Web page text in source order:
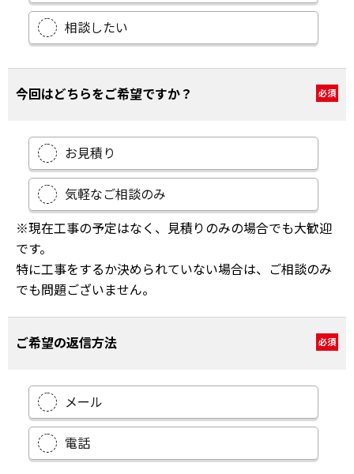
相談したい
今回はどちらをご希望ですか？ 必須
お見積り
気軽なご相談のみ
※現在工事の予定はなく、見積りのみの場合でも大歓迎
です。
特に工事をするか決められていない場合は、ご相談のみ
でも問題ございません。
ご希望の返信方法 必須
メール
電話